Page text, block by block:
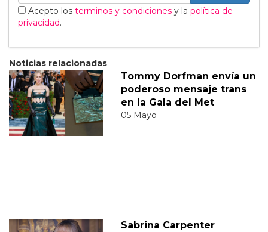
Acepto los terminos y condiciones y la política de
privacidad.
Noticias relacionadas
Tommy Dorfman envía un
poderoso mensaje trans
en la Gala del Met
05 Mayo
Sabrina Carpenter